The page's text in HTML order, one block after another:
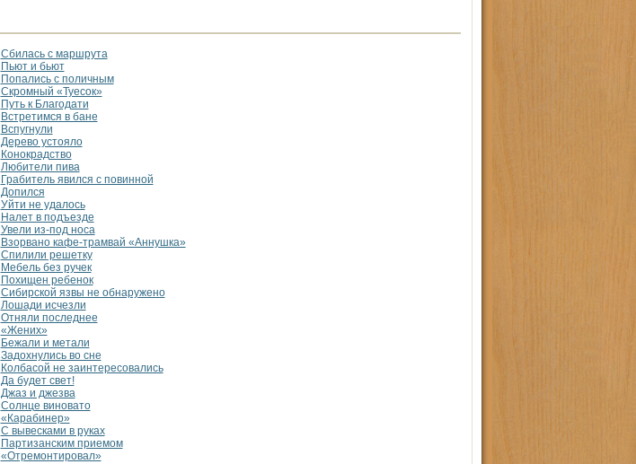
Сбилась с маршрута
Пьют и бьют
Попались с поличным
Скромный «Туесок»
Путь к Благодати
Встретимся в бане
Вспугнули
Дерево устояло
Конокрадство
Любители пива
Грабитель явился с повинной
Допился
Уйти не удалось
Налет в подъезде
Увели из-под носа
Взорвано кафе-трамвай «Аннушка»
Спилили решетку
Мебель без ручек
Похищен ребенок
Сибирской язвы не обнаружено
Лошади исчезли
Отняли последнее
«Жених»
Бежали и метали
Задохнулись во сне
Колбасой не заинтересовались
Да будет свет!
Джаз и джезва
Солнце виновато
«Карабинер»
С вывесками в руках
Партизанским приемом
«Отремонтировал»